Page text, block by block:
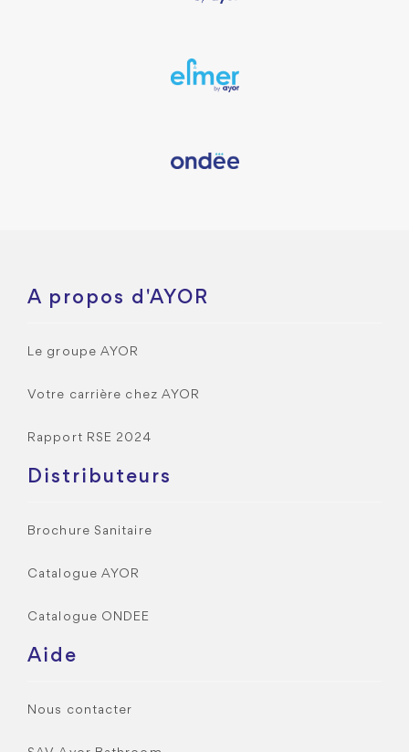
A propos d'AYOR
Le groupe AYOR
Votre carrière chez AYOR
Rapport RSE 2024
Distributeurs
Brochure Sanitaire
Catalogue AYOR
Catalogue ONDEE
Aide
Nous contacter